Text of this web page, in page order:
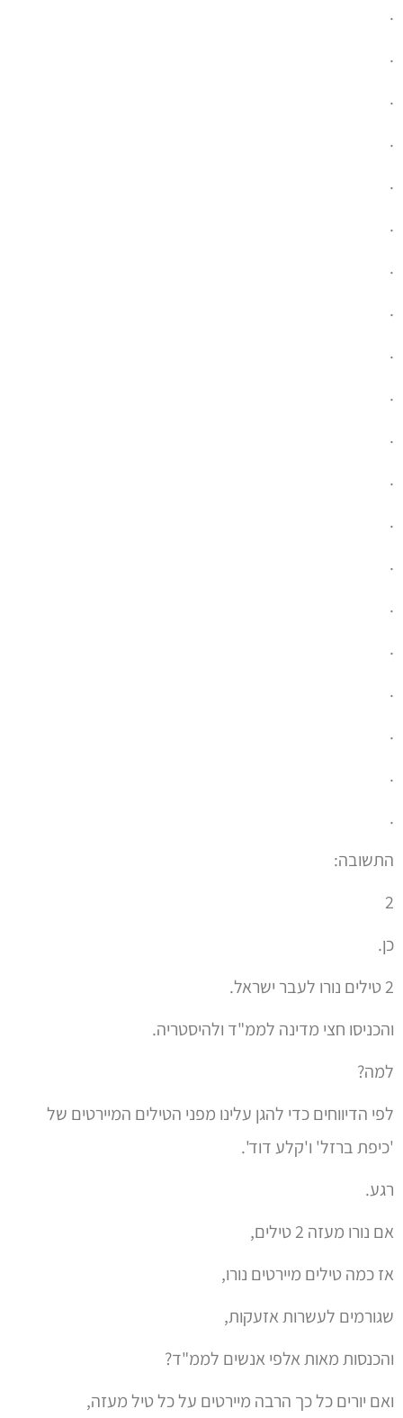
.
.
.
.
.
.
.
.
.
.
.
.
.
.
.
.
.
.
.
.
התשובה:
2
כן.
2 טילים נורו לעבר ישראל.
והכניסו חצי מדינה לממ"ד ולהיסטריה.
למה?
לפי הדיווחים כדי להגן עלינו מפני הטילים המיירטים של
'כיפת ברזל' ו'קלע דוד'.
רגע.
אם נורו מעזה 2 טילים,
אז כמה טילים מיירטים נורו,
שגורמים לעשרות אזעקות,
והכנסות מאות אלפי אנשים לממ"ד?
ואם יורים כל כך הרבה מיירטים על כל טיל מעזה,